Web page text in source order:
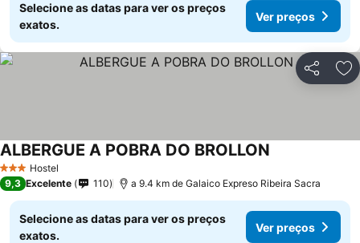
Selecione as datas para ver os preços
exatos.
Ver preços
Partilhar
3 EstrelasHostel
ALBERGUE A POBRA DO BROLLON
9,3 Excelente 110 a 9.4 km de Galaico Expreso Ribeira Sacra
Selecione as datas para ver os preços
exatos.
Ver preços